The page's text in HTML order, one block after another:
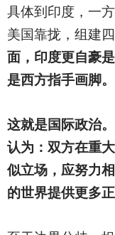
具体到印度，一
美国靠拢，组建
面，印度更自豪
是西方指手画脚。
这就是国际政治
认为：双方在重
似立场，应努力
的世界提供更多正